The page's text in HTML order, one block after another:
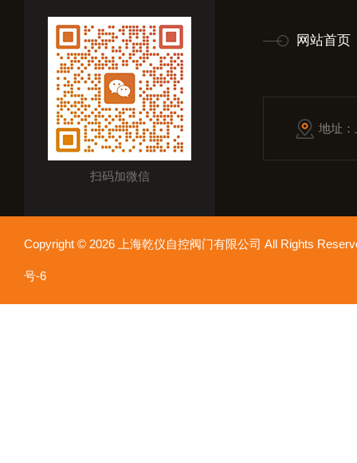
扫码加微信
网站首页
地址
Copyright © 2026 上海乾仪自控阀门有限公司 All Rights
号-6